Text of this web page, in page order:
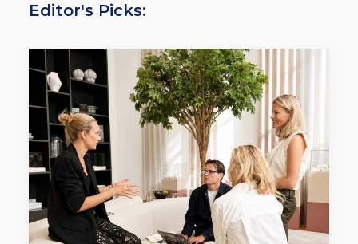
Editor's Picks: